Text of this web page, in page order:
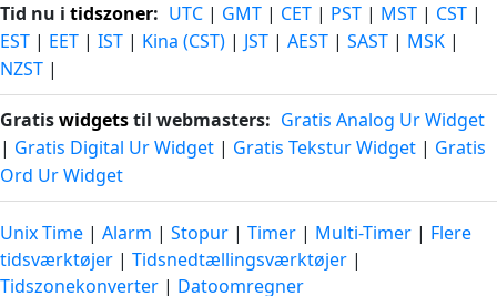
Tid nu i tidszoner: UTC | GMT | CET | PST | MST | CST |
EST | EET | IST | Kina (CST) | JST | AEST | SAST | MSK |
NZST |
Gratiswidgetstil webmasters: Gratis Analog Ur Widget
| Gratis Digital Ur Widget | Gratis Tekstur Widget | Gratis
Ord Ur Widget
Unix Time | Alarm | Stopur | Timer | Multi-Timer | Flere
tidsværktøjer | Tidsnedtællingsværktøjer |
Tidszonekonverter | Datoomregner